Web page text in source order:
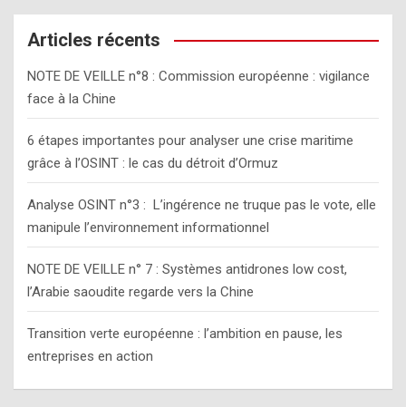
r
c
Articles récents
NOTE DE VEILLE n°8 : Commission européenne : vigilance
face à la Chine
6 étapes importantes pour analyser une crise maritime
grâce à l’OSINT : le cas du détroit d’Ormuz
Analyse OSINT n°3 : L’ingérence ne truque pas le vote, elle
manipule l’environnement informationnel
NOTE DE VEILLE n° 7 : Systèmes antidrones low cost,
l’Arabie saoudite regarde vers la Chine
Transition verte européenne : l’ambition en pause, les
entreprises en action